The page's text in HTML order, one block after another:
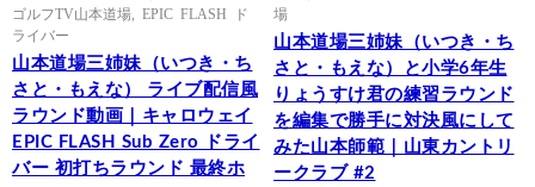
ゴルフTV山本道場
EPIC FLASH ド
ライバー
山本道場三姉妹（いつき・ち
さと・もえな） ライブ配信風
ラウンド動画｜キャロウェイ
EPIC FLASH Sub Zero ドライ
バー 初打ちラウンド 最終ホ
場
山本道場三姉妹（いつき・ち
さと・もえな）と小学6年生
りょうすけ君の練習ラウンド
を編集で勝手に対決風にして
みた山本師範｜山東カントリ
ークラブ #2